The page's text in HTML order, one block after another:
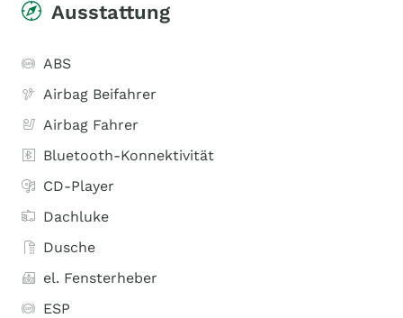
Ausstattung
ABS
Airbag Beifahrer
Airbag Fahrer
Bluetooth-Konnektivität
CD-Player
Dachluke
Dusche
el. Fensterheber
ESP